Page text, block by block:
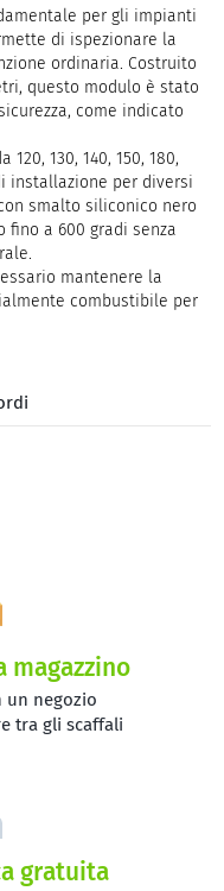
per gli impianti
di ispezionare la
ordinaria. Costruito
questo modulo è stato
come indicato
130, 140, 150, 180,
installazione per diversi
smalto siliconico nero
a 600 gradi senza
mantenere la
combustibile per
magazzino
un negozio
tra gli scaffali
gratuita